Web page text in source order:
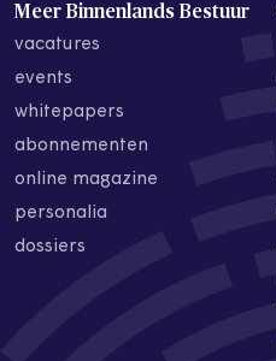
Meer Binnenlands Bestuur
vacatures
events
whitepapers
abonnementen
online magazine
personalia
dossiers